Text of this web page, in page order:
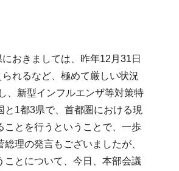
おきましては、昨年12月31日
れるなど、極めて厳しい状況
、新型インフルエンザ等対策特
1都3県で、首都圏における現
ことを行うということで、一歩
理の発言もございましたが、
とについて、今日、本部会議